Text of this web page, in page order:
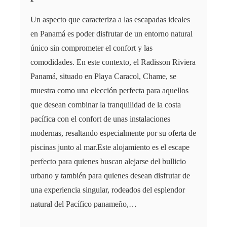
Un aspecto que caracteriza a las escapadas ideales
en Panamá es poder disfrutar de un entorno natural
único sin comprometer el confort y las
comodidades. En este contexto, el Radisson Riviera
Panamá, situado en Playa Caracol, Chame, se
muestra como una elección perfecta para aquellos
que desean combinar la tranquilidad de la costa
pacífica con el confort de unas instalaciones
modernas, resaltando especialmente por su oferta de
piscinas junto al mar.Este alojamiento es el escape
perfecto para quienes buscan alejarse del bullicio
urbano y también para quienes desean disfrutar de
una experiencia singular, rodeados del esplendor
natural del Pacífico panameño,…